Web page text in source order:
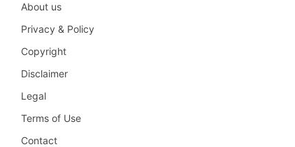
About us
Privacy & Policy
Copyright
Disclaimer
Legal
Terms of Use
Contact